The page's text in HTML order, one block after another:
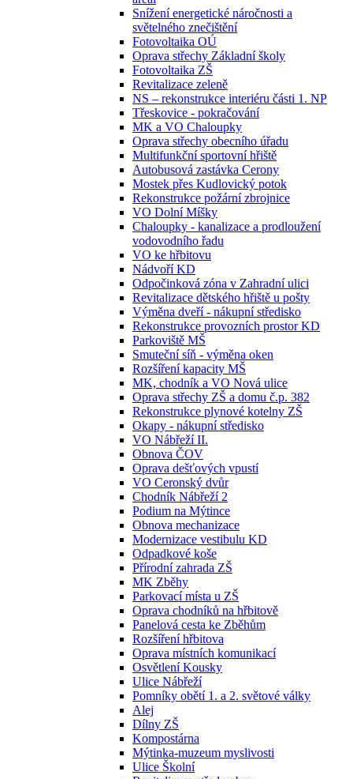
Snížení energetické náročnosti a
světelného znečištění
Fotovoltaika OÚ
Oprava střechy Základní školy
Fotovoltaika ZŠ
Revitalizace zeleně
NS – rekonstrukce interiéru části 1. NP
Třeskovice - pokračování
MK a VO Chaloupky
Oprava střechy obecního úřadu
Multifunkční sportovní hřiště
Autobusová zastávka Cerony
Mostek přes Kudlovický potok
Rekonstrukce požární zbrojnice
VO Dolní Míšky
Chaloupky - kanalizace a prodloužení
vodovodního řadu
VO ke hřbitovu
Nádvoří KD
Odpočinková zóna v Zahradní ulici
Revitalizace dětského hřiště u pošty
Výměna dveří - nákupní středisko
Rekonstrukce provozních prostor KD
Parkoviště MŠ
Smuteční síň - výměna oken
Rozšíření kapacity MŠ
MK, chodník a VO Nová ulice
Oprava střechy ZŠ a domu č.p. 382
Rekonstrukce plynové kotelny ZŠ
Okapy - nákupní středisko
VO Nábřeží II.
Obnova ČOV
Oprava dešťových vpustí
VO Ceronský dvůr
Chodník Nábřeží 2
Podium na Mýtince
Obnova mechanizace
Modernizace vestibulu KD
Odpadkové koše
Přírodní zahrada ZŠ
MK Zběhy
Parkovací místa u ZŠ
Oprava chodníků na hřbitově
Panelová cesta ke Zběhům
Rozšíření hřbitova
Oprava místních komunikací
Osvětlení Kousky
Ulice Nábřeží
Pomníky obětí 1. a 2. světové války
Alej
Dílny ZŠ
Kompostárna
Mýtinka-muzeum myslivosti
Ulice Školní